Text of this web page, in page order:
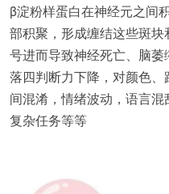
β淀粉样蛋白在神经元之间
部积聚，形成缠结这些斑
号进而导致神经死亡、脑
落四判断力下降，对颜色
间混淆，情绪波动，语言
复杂任务等等